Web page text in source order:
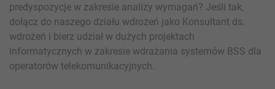
predyspozycje w zakresie analizy wymagań? Jeśli tak,
dołącz do naszego działu wdrożeń jako Konsultant ds.
wdrożeń i bierz udział w dużych projektach
informatycznych w zakresie wdrażania systemów BSS dla
operatorów telekomunikacyjnych.